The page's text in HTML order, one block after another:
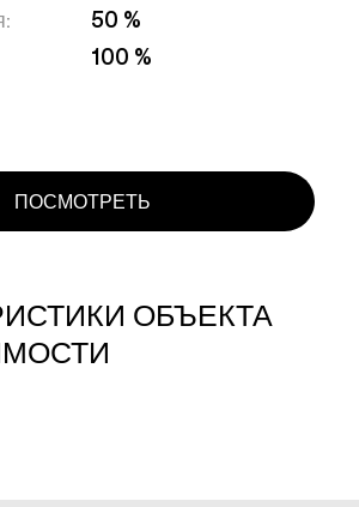
50 %
100 %
ОБЪЕКТА
ПОСМОТРЕТЬ